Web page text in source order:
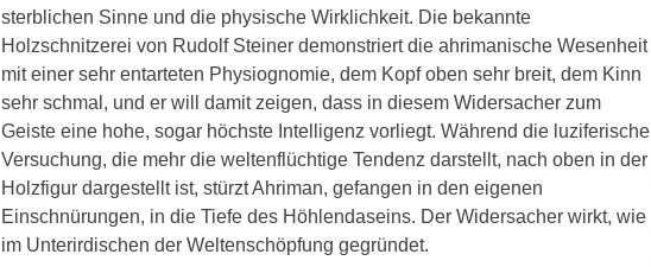
sterblichen Sinne und die physische Wirklichkeit. Die bekannte
Holzschnitzerei von Rudolf Steiner demonstriert die ahrimanische Wesenheit
mit einer sehr entarteten Physiognomie, dem Kopf oben sehr breit, dem Kinn
sehr schmal, und er will damit zeigen, dass in diesem Widersacher zum
Geiste eine hohe, sogar höchste Intelligenz vorliegt. Während die luziferische
Versuchung, die mehr die weltenflüchtige Tendenz darstellt, nach oben in der
Holzfigur dargestellt ist, stürzt Ahriman, gefangen in den eigenen
Einschnürungen, in die Tiefe des Höhlendaseins. Der Widersacher wirkt, wie
im Unterirdischen der Weltenschöpfung gegründet.